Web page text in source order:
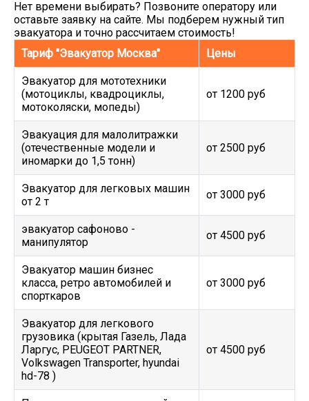
Нет времени выбирать? Позвоните оператору или
оставьте заявку на сайте. Мы подберем нужный тип
эвакуатора и точно рассчитаем стоимость!
Тариф "Эвакуатор Москва"
Цены
Эвакуатор для мототехники
(мотоциклы, квадроциклы,
мотоколяски, мопеды)
от 1200 руб
Эвакуация для малолитражки
(отечественные модели и
иномарки до 1,5 тонн)
от 2500 руб
Эвакуатор для легковых машин
от 2 т
от 3000 руб
эвакуатор сафоново -
манипулятор
от 4500 руб
Эвакуатор машин бизнес
класса, ретро автомобилей и
спорткаров
от 3000 руб
Эвакуатор для легкового
грузовика (крытая Газель, Лада
Ларгус, PEUGEOT PARTNER,
Volkswagen Transporter, hyundai
hd-78 )
от 4500 руб